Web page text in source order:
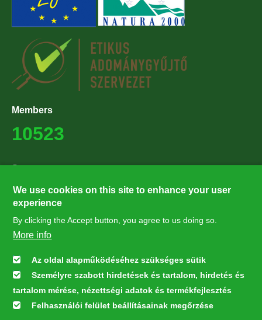
Members
10523
Supporters
27224
Hírlevél feliratkozás
Feliratkozás
We use cookies on this site to enhance your user
experience
By clicking the Accept button, you agree to us doing so.
More info
Az oldal alapműködéséhez szükséges sütik
Személyre szabott hirdetések és tartalom, hirdetés és
tartalom mérése, nézettségi adatok és termékfejlesztés
Felhasználói felület beállításainak megőrzése